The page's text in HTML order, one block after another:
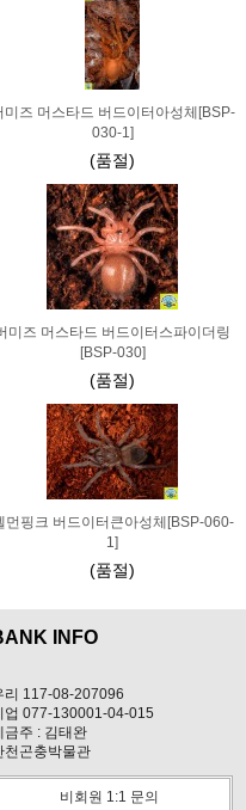
미즈 머스타드 버드이터아성체[BSP-
030-1]
(품절)
미즈 머스타드 버드이터스파이더링
[BSP-030]
(품절)
먼핑크 버드이터큰아성체[BSP-060-
1]
(품절)
INFO
리 117-08-207096
업 077-130001-04-015
금주 : 김태완
천곤충박물관
비회원 1:1 문의